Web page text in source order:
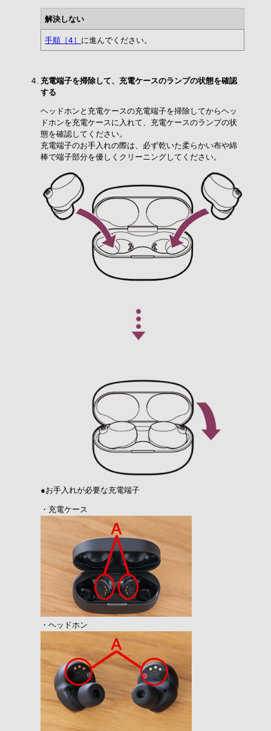
解決しない
手順［4］ に進んでください。
充電端子を掃除して、充電ケースのランプの状態を確認
する
ヘッドホンと充電ケースの充電端子を掃除してからヘッ
ドホンを充電ケースに入れて、充電ケースのランプの状
態を確認してください。
充電端子のお手入れの際は、必ず乾いた柔らかい布や綿
棒で端子部分を優しくクリーニングしてください。
●お手入れが必要な充電端子
・充電ケース
・ヘッドホン